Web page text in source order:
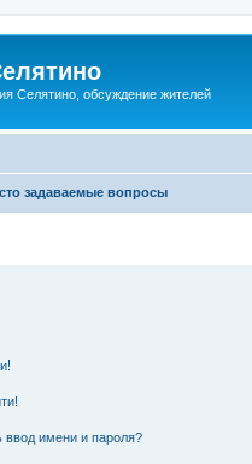
Селятино, обсуждение жителей
задаваемые вопросы
ввод имени и пароля?